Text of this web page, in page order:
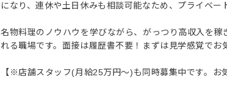
になり、連休や土日休みも相談可能なため、プライベー
名物料理のノウハウを学びながら、がっつり高収入を
れる職場です。面接は履歴書不要！まずは見学感覚でお
【※店舗スタッフ(月給25万円～)も同時募集中です。お